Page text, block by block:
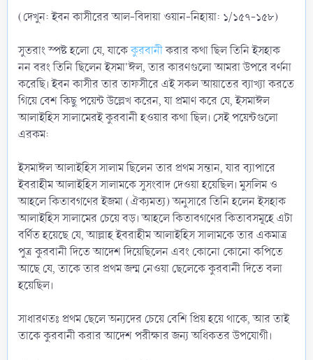
(দেখুন: ইবন কাসীরের আল-বিদায়া ওয়ান-নিহায়া: ১/১৫৭-১৫৮)
সুতরাং স্পষ্ট হলো যে, যাকেকুরবানীকরার কথা ছিল তিনি ইসহাক
নন বরং তিনি ছিলেন ইসমা'ঈল, তার কারণগুলো আমরা উপরে বর্ণনা
করেছি। ইবন কাসীর তার তাফসীরে এই সকল আয়াতের ব্যাখ্যা করতে
গিয়ে বেশ কিছু পয়েন্ট উল্লেখ করেন, যা প্রমাণ করে যে, ইসমাঈল
আলাইহিস সালামেরই কুরবানী হওয়ার কথা ছিল। সেই পয়েন্টগুলো
এরকম:
ইসমাঈল আলাইহিস সালাম ছিলেন তার প্রথম সন্তান, যার ব্যাপারে
ইবরাহীম আলাইহিস সালামকে সুসংবাদ দেওয়া হয়েছিল। মুসলিম ও
আহলে কিতাবগণের ইজমা (ঐক্যমত্য) অনুসারে তিনি হলেন ইসহাক
আলাইহিস সালামের চেয়ে বড়। আহলে কিতাবগণের কিতাবসমূহে এটা
বর্ণিত হয়েছে যে, আল্লাহ ইবরাহীম আলাইহিস সালামকে তার একমাত্র
পুত্র কুরবানী দিতে আদেশ দিয়েছিলেন এবং কোনো কোনো কপিতে
আছে যে, তাকে তার প্রথম জন্ম নেওয়া ছেলেকে কুরবানী দিতে বলা
হয়েছিল।
সাধারণতঃ প্রথম ছেলে অন্যদের চেয়ে বেশি প্রিয় হয়ে থাকে, আর তাই
তাকে কুরবানী করার আদেশ পরীক্ষার জন্য অধিকতর উপযোগী।